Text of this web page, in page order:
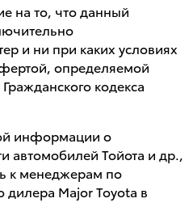
на то, что данный
и ни при каких условиях
определяемой
кодекса
информации о
автомобилей Тойота и др.,
к менеджерам по
Major Toyota в